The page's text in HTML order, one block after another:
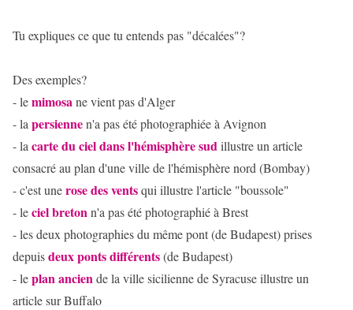
Tu expliques ce que tu entends pas "décalées"?
Des exemples?
- lemimosane vient pas d'Alger
- la persiennen'a pas été photographiée à Avignon
- la carte du ciel dans l'hémisphère sudillustre un article
consacré au plan d'une ville de l'hémisphère nord (Bombay)
- c'est unerose des ventsqui illustre l'article "boussole"
- leciel bretonn'a pas été photographié à Brest
- les deux photographies du même pont (de Budapest) prises
depuisdeux pontsdifférents(de Budapest)
- leplan anciende la ville sicilienne de Syracuse illustre un
article sur Buffalo